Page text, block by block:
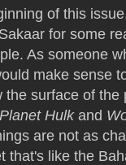
of this
for some
As someone
make sense
the surface of
Planet Hulkand
are not as
that's like the